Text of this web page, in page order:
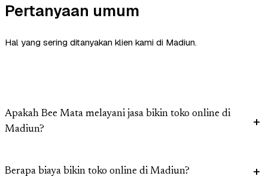
Pertanyaan umum
Hal yang sering ditanyakan klien kami di Madiun.
Apakah Bee Mata melayani jasa bikin toko online di
Madiun?
Berapa biaya bikin toko online di Madiun?